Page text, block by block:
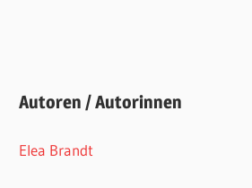
Autoren / Autorinnen
Elea Brandt